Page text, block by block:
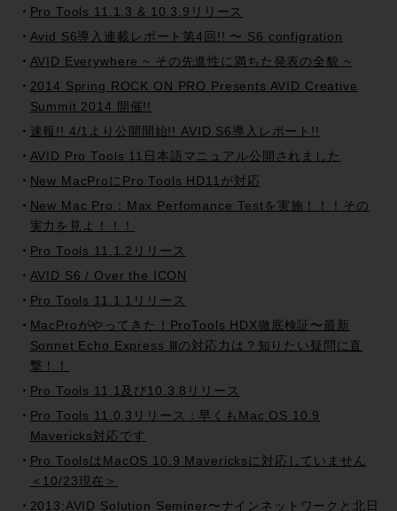
Pro Tools 11.1.3 & 10.3.9リリース
Avid S6導入連載レポート第4回!! 〜 S6 configration
AVID Everywhere ~ その先進性に満ちた発表の全貌 ~
2014 Spring ROCK ON PRO Presents AVID Creative
Summit 2014 開催!!
速報!! 4/1より公開開始!! AVID S6導入レポート!!
AVID Pro Tools 11日本語マニュアル公開されました
New MacProにPro Tools HD11が対応
New Mac Pro：Max Perfomance Testを実施！！！その
実力を見よ！！！
Pro Tools 11.1.2リリース
AVID S6 / Over the ICON
Pro Tools 11.1.1リリース
MacProがやってきた！ProTools HDX徹底検証〜最新
Sonnet Echo Express Ⅲの対応力は？知りたい疑問に直
撃！！
Pro Tools 11.1及び10.3.8リリース
Pro Tools 11.0.3リリース：早くもMac OS 10.9
Mavericks対応です
Pro ToolsはMacOS 10.9 Mavericksに対応していません
＜10/23現在＞
2013:AVID Solution Seminer〜ナインネットワークと北日